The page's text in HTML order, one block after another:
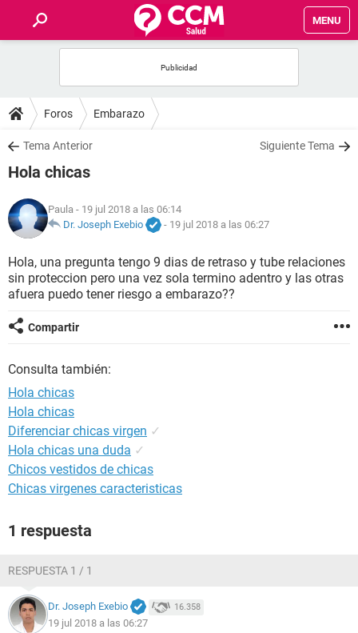
MENU
FOROS
SALUD
NUTRICIÓN
BIENESTAR
Foros Embarazo
Tema Anterior Siguiente Tema
Hola chicas
Paula - 19 jul 2018 a las 06:14
Dr. Joseph Exebio
- 19 jul 2018 a las 06:27
Hola, una pregunta tengo 9 dias de retraso y tube relaciones
sin proteccion pero una vez sola termino adentro y las otras
afuera puedo tener riesgo a embarazo??
Compartir
Consulta también:
Hola chicas
Hola chicas
Diferenciar chicas virgen ✓
Hola chicas una duda ✓
Chicos vestidos de chicas
Chicas virgenes caracteristicas
1 respuesta
RESPUESTA 1 / 1
Dr. Joseph Exebio 16.358
19 jul 2018 a las 06:27